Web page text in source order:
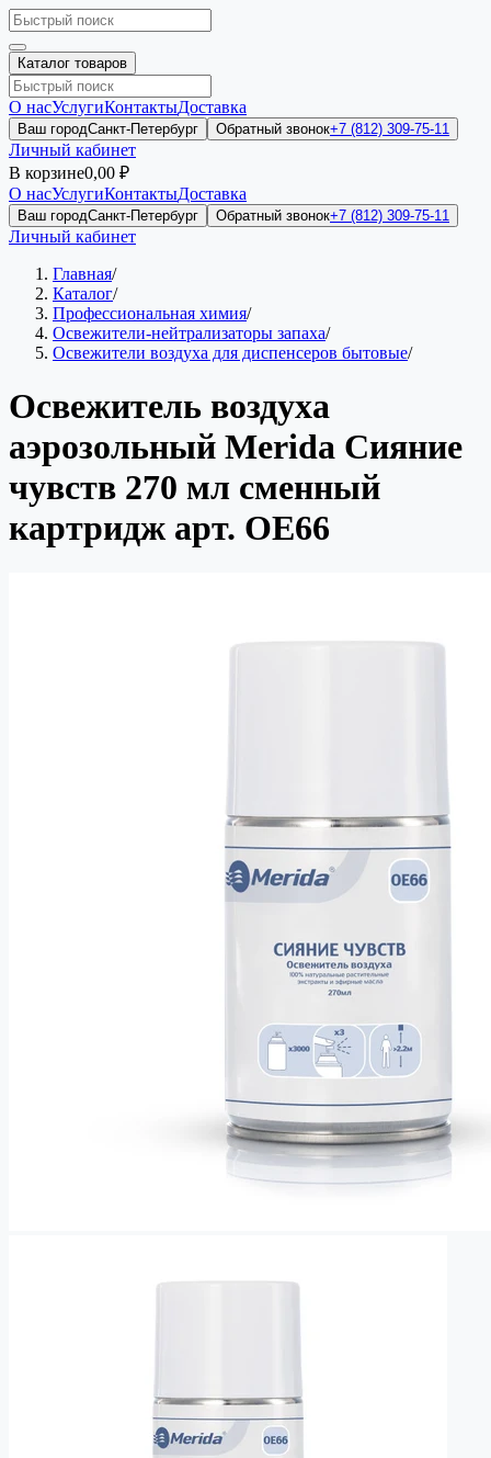
Каталог товаров
О насУслугиКонтактыДоставка
Ваш городСанкт-Петербург Обратный звонок+7 (812) 309-75-11
Личный кабинет
В корзине0,00 ₽
О насУслугиКонтактыДоставка
Ваш городСанкт-Петербург Обратный звонок+7 (812) 309-75-11
Личный кабинет
Главная/
Каталог/
Профессиональная химия/
Освежители-нейтрализаторы запаха/
Освежители воздуха для диспенсеров бытовые/
Освежитель воздуха
аэрозольный Merida Сияние
чувств 270 мл сменный
картридж арт. OE66